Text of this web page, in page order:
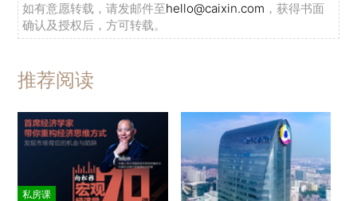
如有意愿转载，请发邮件至hello@caixin.com ，获得书面
确认及授权后，方可转载。
推荐阅读
私房课